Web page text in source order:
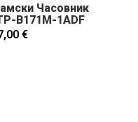
Часовник
B171M-1ADF
€